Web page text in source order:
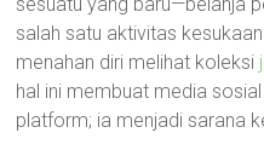
salah satu aktivitas
menahan diri melihat koleksi
hal ini membuat media
platform; ia menjadi sarana